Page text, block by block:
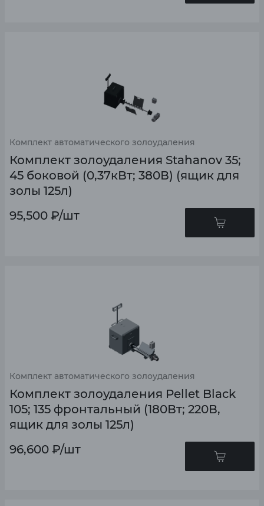
Комплект автоматического золоудаления
Комплект золоудаления Stahanov 35;
45 боковой (0,37кВт; 380В) (ящик для
золы 125л)
95,500 ₽/шт
Комплект автоматического золоудаления
Комплект золоудаления Pellet Black
105; 135 фронтальный (180Вт; 220В,
ящик для золы 125л)
96,600 ₽/шт